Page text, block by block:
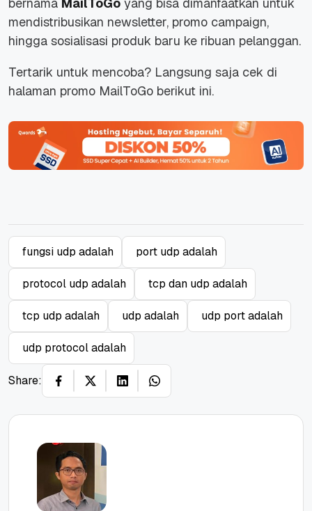
bernama MailToGo yang bisa dimanfaatkan untuk
mendistribusikan newsletter, promo campaign,
hingga sosialisasi produk baru ke ribuan pelanggan.
Tertarik untuk mencoba? Langsung saja cek di
halaman promo MailToGo berikut ini.
fungsi udp adalah port udp adalah
protocol udp adalah tcp dan udp adalah
tcp udp adalah udp adalah udp port adalah
udp protocol adalah
Share: